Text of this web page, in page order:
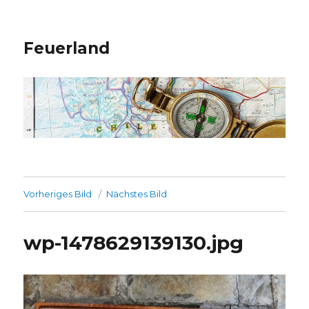
Feuerland
Vorheriges Bild Nächstes Bild
wp-1478629139130.jpg